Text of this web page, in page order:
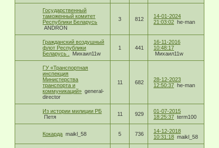
Государственный
таможенный комитет
Республики Беларусь
ANDRON
3 812
14-01-2024
21:03:02 he-man
Гражданский воздушный
флот Республики
Беларусь .
Михаил11w
1 441
16-11-2016
10:48:17
Михаил11w
ГУ «Транспортная
инспекция
Министерства
транспорта и
коммуникаций» general-
director
11 682
28-12-2023
12:50:37 he-man
Из истории милиции РБ
Петя
11 929
01-07-2015
18:25:37 term100
Кокарда maikl_58 5 736
14-12-2018
10:31:18 maikl_58